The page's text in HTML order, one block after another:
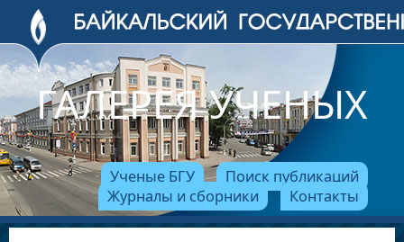
ГАЛЕРЕЯ УЧЕНЫХ
Ученые БГУ
Поиск публикаций
Журналы и сборники
Контакты